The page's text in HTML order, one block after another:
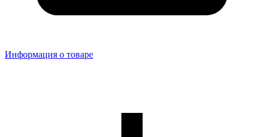
Информация о товаре